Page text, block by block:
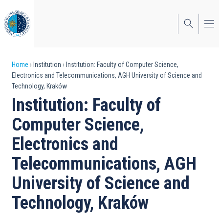
to
main
content
Breadcrumb
Home Institution
Institution: Faculty of Computer Science,
Electronics and Telecommunications, AGH University of Science and
Technology, Kraków
Institution: Faculty of
Computer Science,
Electronics and
Telecommunications, AGH
University of Science and
Technology, Kraków